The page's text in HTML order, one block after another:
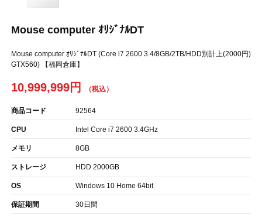
Mouse computer ｵﾘｼﾞﾅﾙDT
Mouse computer ｵﾘｼﾞﾅﾙDT (Core i7 2600 3.4/8GB/2TB/HDD別計上(2000円)
GTX560) 【福岡倉庫】
10,999,999円
商品コード 92564
CPU Intel Core i7 2600 3.4GHz
メモリ 8GB
ストレージ HDD 2000GB
OS Windows 10 Home 64bit
保証期間 30日間